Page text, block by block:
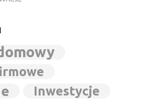
Inwestycje